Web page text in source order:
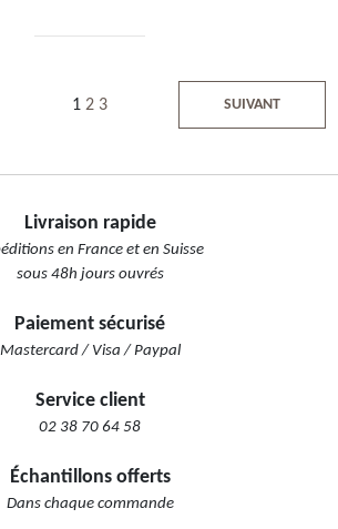
1 2 3 SUIVANT
Livraison rapide
en France et en Suisse
sous 48h jours ouvrés
Paiement sécurisé
Mastercard / Visa / Paypal
Service client
02 38 70 64 58
Échantillons offerts
Dans chaque commande